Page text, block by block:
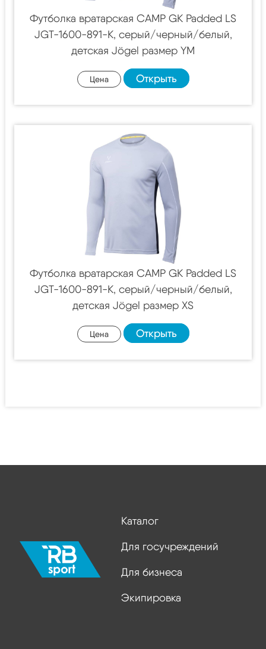
Футболка вратарская CAMP GK Padded LS
JGT-1600-891-K, серый/черный/белый,
детская Jögel размер YM
Цена Открыть
Футболка вратарская CAMP GK Padded LS
JGT-1600-891-K, серый/черный/белый,
детская Jögel размер XS
Цена Открыть
Каталог
Для госучреждений
Для бизнеса
Экипировка